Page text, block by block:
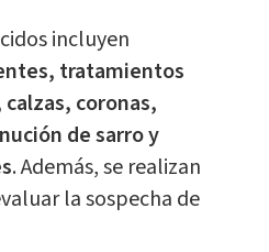
incluyen
tratamientos
coronas,
de sarro y
. Además, se realizan
la sospecha de